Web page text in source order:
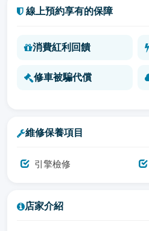
線上預約享有的保障
消費紅利回饋
修車被騙代償
維修保養項目
引擎檢修
店家介紹